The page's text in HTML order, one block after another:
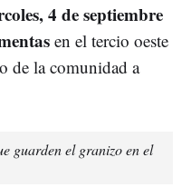
4 de septiembre
en el tercio oeste
de la comunidad a
guarden el granizo en el